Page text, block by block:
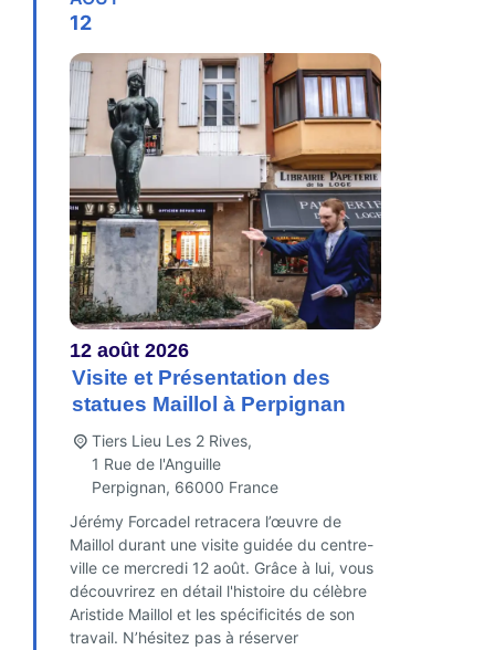
12
12 août 2026
Visite et Présentation des
statues Maillol à Perpignan
Tiers Lieu Les 2 Rives,
1 Rue de l'Anguille
Perpignan, 66000 France
Jérémy Forcadel retracera l’œuvre de
Maillol durant une visite guidée du centre-
ville ce mercredi 12 août. Grâce à lui, vous
découvrirez en détail l'histoire du célèbre
Aristide Maillol et les spécificités de son
travail. N’hésitez pas à réserver